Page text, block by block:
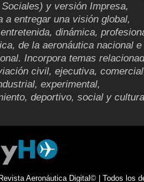
y versión Impresa,
a entregar una visión global,
dinámica,
de la aeronáutica nacional e
Incorpora temas
civil, ejecutiva,
experimental,
deportivo, social y
Aeronáutica Digital© | Todos los